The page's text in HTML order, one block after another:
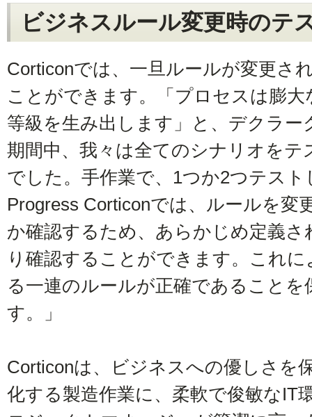
ビジネスルール変更時のテ
Corticonでは、一旦ルールが変更さ
ことができます。「プロセスは膨
等級を生み出します」と、デクラー
期間中、我々は全てのシナリオを
でした。手作業で、1つか2つテス
Progress Corticonでは、ルールを変
か確認するため、あらかじめ定義
り確認することができます。これ
る一連のルールが正確であること
す。」
Corticonは、ビジネスへの優しさを
化する製造作業に、柔軟で俊敏なIT